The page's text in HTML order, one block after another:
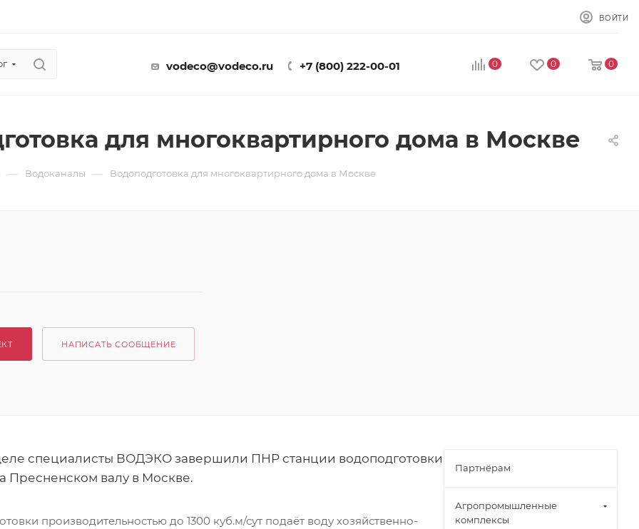
ВОЙТИ
vodeco@vodeco.ru +7 (800) 222-00-01 0 0 0
для многоквартирного дома в Москве
— Водоканалы — Водоподготовка для многоквартирного дома в Москве
НАПИСАТЬ СООБЩЕНИЕ
специалисты ВОДЭКО завершили ПНР станции водоподготовки
Пресненском валу в Москве.
производительностью до 1300 куб.м/сут подаёт воду хозяйственно-
Партнёрам
Агропромышленные
комплексы